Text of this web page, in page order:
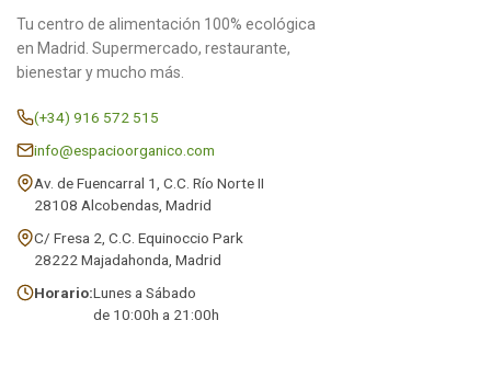
Tu centro de alimentación 100% ecológica
en Madrid. Supermercado, restaurante,
bienestar y mucho más.
(+34) 916 572 515
info@espacioorganico.com
Av. de Fuencarral 1, C.C. Río Norte II
28108 Alcobendas, Madrid
C/ Fresa 2, C.C. Equinoccio Park
28222 Majadahonda, Madrid
Horario:Lunes a Sábado
de 10:00h a 21:00h